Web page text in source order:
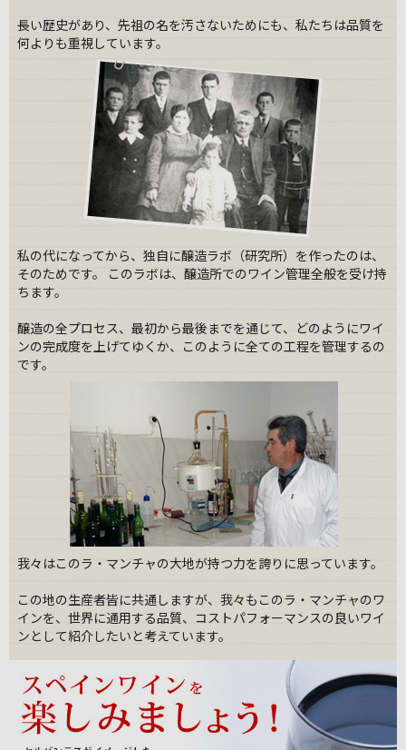
長い歴史があり、先祖の名を汚さないためにも、私たちは品質を
何よりも重視しています。
私の代になってから、独自に醸造ラボ（研究所）を作ったのは、
そのためです。 このラボは、醸造所でのワイン管理全般を受け持
ちます。
醸造の全プロセス、最初から最後までを通じて、どのようにワイ
ンの完成度を上げてゆくか、このように全ての工程を管理するの
です。
我々はこのラ・マンチャの大地が持つ力を誇りに思っています。
この地の生産者皆に共通しますが、我々もこのラ・マンチャのワ
インを、世界に通用する品質、コストパフォーマンスの良いワイ
ンとして紹介したいと考えています。